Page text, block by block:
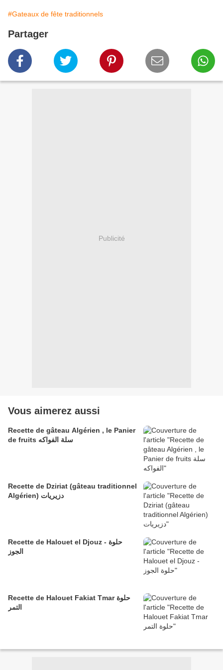
#Gateaux de fête traditionnels
Partager
Publicité
Vous aimerez aussi
Recette de gâteau Algérien , le Panier
de fruits سلة الفواكه
Recette de Dziriat (gâteau traditionnel
Algérien) دزيريات
Recette de Halouet el Djouz - حلوة
الجوز
Recette de Halouet Fakiat Tmar حلوة
التمر